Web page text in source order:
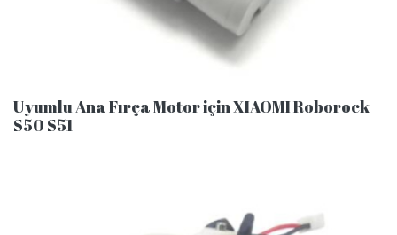
Uyumlu Ana Fırça Motor için XIAOMI Roborock
S50 S51